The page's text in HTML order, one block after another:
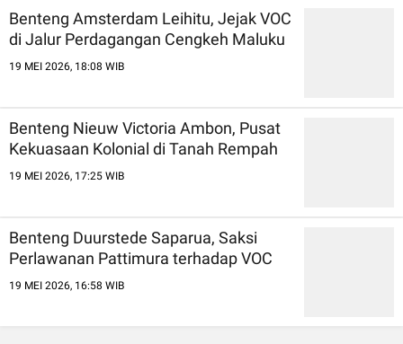
Benteng Amsterdam Leihitu, Jejak VOC
di Jalur Perdagangan Cengkeh Maluku
19 MEI 2026, 18:08 WIB
Benteng Nieuw Victoria Ambon, Pusat
Kekuasaan Kolonial di Tanah Rempah
19 MEI 2026, 17:25 WIB
Benteng Duurstede Saparua, Saksi
Perlawanan Pattimura terhadap VOC
19 MEI 2026, 16:58 WIB